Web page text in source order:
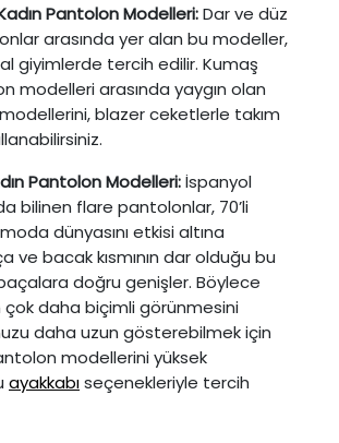
Pantolon Modelleri:Dar ve düz
arasında yer alan bu modeller,
giyimlerde tercih edilir. Kumaş
modelleri arasında yaygın olan
blazer ceketlerle takım
Pantolon Modelleri:İspanyol
bilinen flare pantolonlar, 70’li
dünyasını etkisi altına
ve bacak kısmının dar olduğu bu
doğru genişler. Böylece
çok daha biçimli görünmesini
daha uzun gösterebilmek için
modellerini yüksek
ayakkabıseçenekleriyle tercih